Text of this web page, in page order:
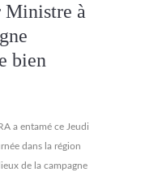
Ministre à
bien
a entamé ce Jeudi
dans la région
de la campagne